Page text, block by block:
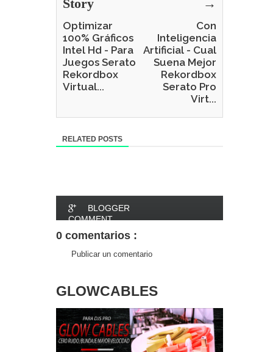
Story
Optimizar
100% Gráficos
Intel Hd - Para
Juegos Serato
Rekordbox
Virtual...
→
Con
Inteligencia
Artificial - Cual
Suena Mejor
Rekordbox
Serato Pro
Virt...
RELATED POSTS
BLOGGER
COMMENT
COMMENT
0 comentarios :
Publicar un comentario
GLOWCABLES